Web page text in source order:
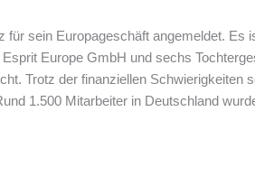
für sein Europageschäft angemeldet.
Europe GmbH und sechs
Trotz der finanziellen
1.500 Mitarbeiter in Deutschland